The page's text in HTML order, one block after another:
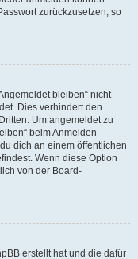
zurückzusetzen, so
bleiben“ nicht
Dies verhindert den
Um angemeldet zu
beim Anmelden
dich an einem öffentlichen
Wenn diese Option
von der Board-
erstellt hat und die dafür